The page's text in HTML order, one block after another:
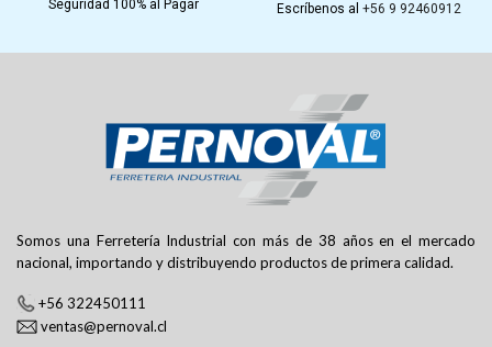
Seguridad 100% al Pagar Escríbenos al +56 9 92460912
Somos una Ferretería Industrial con más de 38 años en el mercado
nacional, importando y distribuyendo productos de primera calidad.
+56 322450111
ventas@pernoval.cl